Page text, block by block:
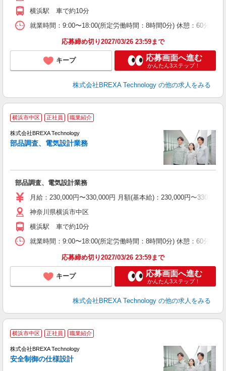
横浜駅 車で約10分
就業時間：9:00〜18:00(所定労働時間：8時間0分) 休憩：60分
応募締め切り2027/03/26 23:59まで
キープ 応募画面へ進む
かんたん3ステップ！
株式会社BREXA Technology の他の求人をみる
横浜市中区 正社員 職業紹介
株式会社BREXA Technology
部品調査、電気設計業務
部品調査、電気設計業務
月給：230,000円〜330,000円 月額(基本給)：230,000円〜
神奈川県横浜市中区
横浜駅 車で約10分
就業時間：9:00〜18:00(所定労働時間：8時間0分) 休憩：60分 時
応募締め切り2027/03/26 23:59まで
キープ 応募画面へ進む
かんたん3ステップ！
株式会社BREXA Technology の他の求人をみる
横浜市中区 正社員 職業紹介
株式会社BREXA Technology
安全制御の仕様設計